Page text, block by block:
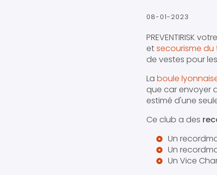
08-01-2023
PREVENTIRISK
etsecourisme du
de vestes pour
La boule
que car envoyer
estimé d'une
Ce club a des
Un
Un
Un Vice